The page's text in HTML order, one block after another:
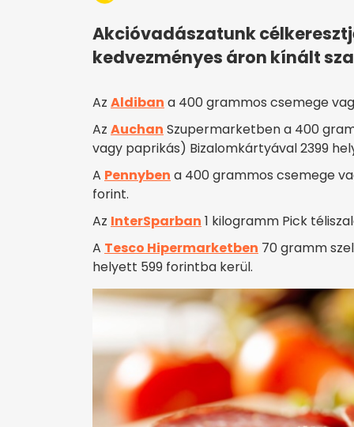
Akcióvadászatunk
kedvezményes áron kínált
Az Aldiban a 400 grammos csemege
Az Auchan Szupermarketben a 400
vagy paprikás) Bizalomkártyával 2399
A Pennyben a 400 grammos csemege
forint.
Az InterSparban 1 kilogramm Pick
A Tesco Hipermarketben 70 gramm
helyett 599 forintba kerül.